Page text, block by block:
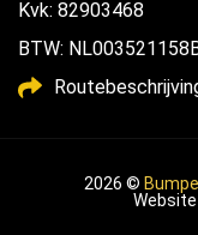
Kvk: 82903468
BTW:
2026 ©